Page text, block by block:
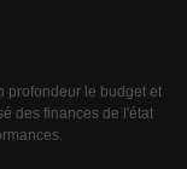
profondeur le budget et
des finances de l'état